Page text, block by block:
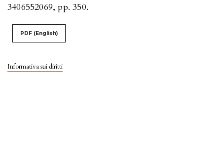
Informativa sui diritti
3406552069, pp. 350.
PDF (English)